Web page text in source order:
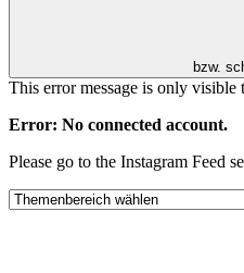
bzw.
This error message is only visible
Error: No connected account.
Please go to the Instagram Feed